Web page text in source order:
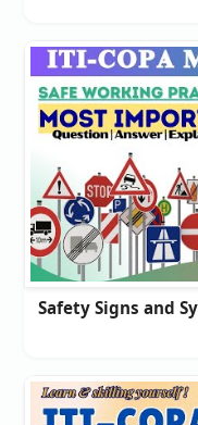
Safety Signs and